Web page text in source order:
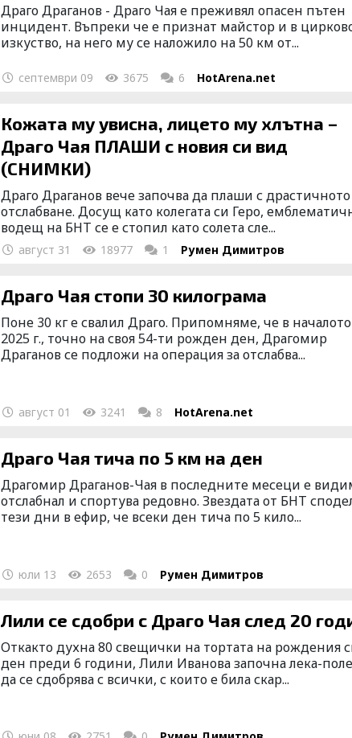
Драго Драганов - Драго Чая е преживял опасен пътен
инцидент. Въпреки че е признат майстор и в
изкуство, на него му се наложило на 50 км от...
септември 09 3675 6 HotArena.net
Кожата му увисна, лицето му хлътна –
Драго Чая ПЛАШИ с новия си вид
(СНИМКИ)
Драго Драганов вече започва да плаши с
отслабване. Досущ като колегата си Геро,
водещ на БНТ се е стопил като солета сле...
август 31 18977 1 Румен Димитров
Драго Чая стопи 30 килограма
Поне 30 кг е свалил Драго. Припомняме, че в
2025 г., точно на своя 54-ти рожден ден, Драгомир
Драганов се подложи на операция за отслабва...
август 01 3241 8 HotArena.net
Драго Чая тича по 5 км на ден
Драгомир Драганов-Чая в последните месеци е
отслабнал и спортува редовно. Звездата от БНТ
тези дни в ефир, че всеки ден тича по 5 кило...
юли 13 2653 0 Румен Димитров
Лили се сдобри с Драго Чая след
Откакто духна 80 свещички на тортата на рождения
ден преди 6 години, Лили Иванова започна лека-
да се сдобрява с всички, с които е била скар...